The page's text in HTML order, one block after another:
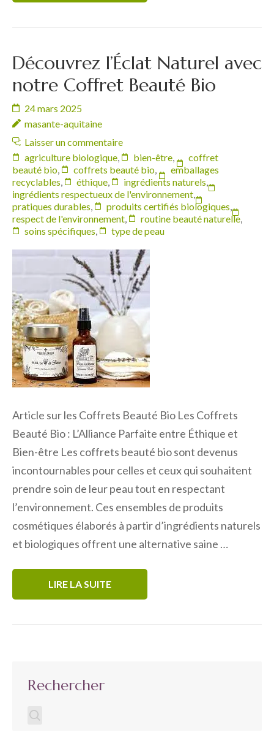
Découvrez l’Éclat Naturel avec
notre Coffret Beauté Bio
24 mars 2025
masante-aquitaine
Laisser un commentaire
agriculture biologique, bien-être,
coffret
beauté bio, coffrets beauté bio,
emballages
recyclables, éthique, ingrédients naturels,
ingrédients respectueux de l'environnement,
pratiques durables, produits certifiés biologiques,
respect de l'environnement, routine beauté naturelle,
soins spécifiques, type de peau
Article sur les Coffrets Beauté Bio Les Coffrets
Beauté Bio : L’Alliance Parfaite entre Éthique et
Bien-être Les coffrets beauté bio sont devenus
incontournables pour celles et ceux qui souhaitent
prendre soin de leur peau tout en respectant
l’environnement. Ces ensembles de produits
cosmétiques élaborés à partir d’ingrédients naturels
et biologiques offrent une alternative saine …
LIRE LA SUITE
Rechercher